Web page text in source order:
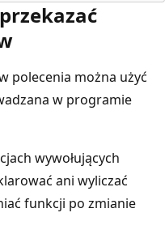
polecenia można użyć
w programie
wywołujących
ani wyliczać
funkcji po zmianie